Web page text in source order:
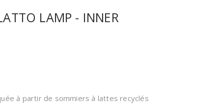
LAMP - INNER
à partir de sommiers à lattes recyclés